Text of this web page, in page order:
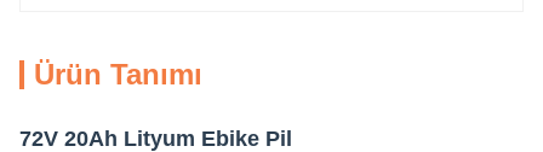
Ürün Tanımı
72V 20Ah Lityum Ebike Pil